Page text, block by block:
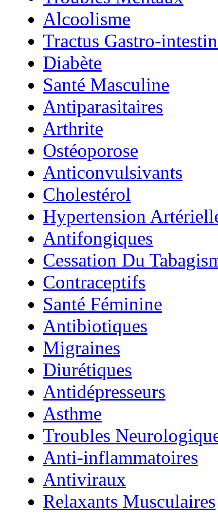
Alcoolisme
Tractus Gastro-
Diabète
Santé Masculine
Antiparasitaires
Arthrite
Ostéoporose
Anticonvulsivants
Cholestérol
Hypertension
Antifongiques
Cessation Du
Contraceptifs
Santé Féminine
Antibiotiques
Migraines
Diurétiques
Antidépresseurs
Asthme
Troubles
Anti-inflammatoires
Antiviraux
Relaxants Musculaires